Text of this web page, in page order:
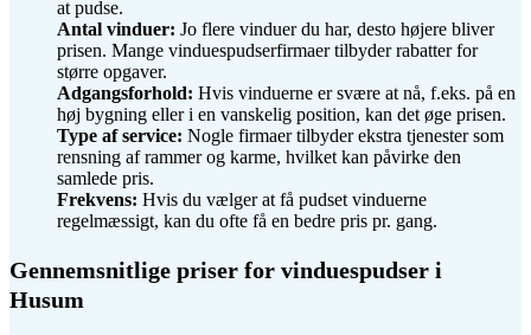
at pudse.
Antal vinduer: Jo flere vinduer du har, desto højere bliver
prisen. Mange vinduespudserfirmaer tilbyder rabatter for
større opgaver.
Adgangsforhold: Hvis vinduerne er svære at nå, f.eks. på en
høj bygning eller i en vanskelig position, kan det øge prisen.
Type af service: Nogle firmaer tilbyder ekstra tjenester som
rensning af rammer og karme, hvilket kan påvirke den
samlede pris.
Frekvens: Hvis du vælger at få pudset vinduerne
regelmæssigt, kan du ofte få en bedre pris pr. gang.
Gennemsnitlige priser for vinduespudser i
Husum